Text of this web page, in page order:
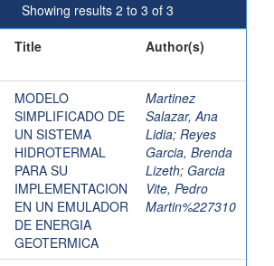
Showing results 2 to 3 of 3
Title Author(s)
MODELO
SIMPLIFICADO DE
UN SISTEMA
HIDROTERMAL
PARA SU
IMPLEMENTACION
EN UN EMULADOR
DE ENERGIA
GEOTERMICA
Martinez
Salazar, Ana
Lidia; Reyes
Garcia, Brenda
Lizeth; Garcia
Vite, Pedro
Martin%227310